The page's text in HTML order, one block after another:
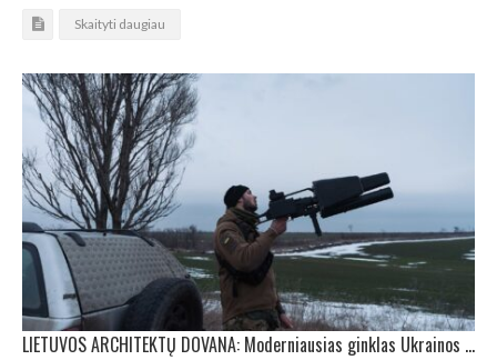
Skaityti daugiau
LIETUVOS ARCHITEKTŲ DOVANA: Moderniausias ginklas Ukrainos dangaus gynėjams